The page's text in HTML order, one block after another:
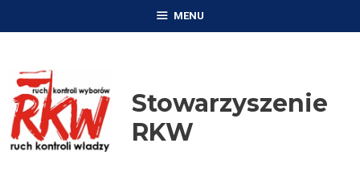
MENU
Stowarzyszenie
RKW